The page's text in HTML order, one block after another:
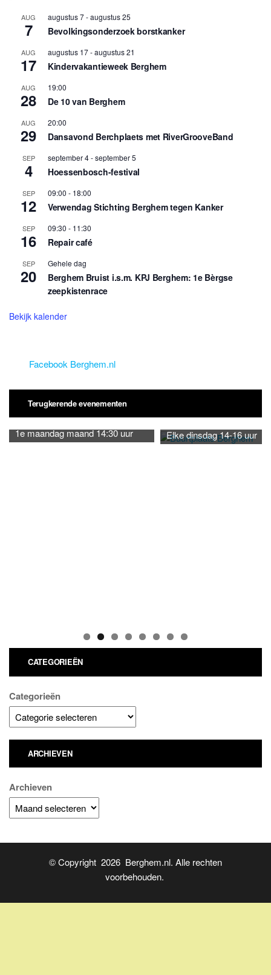
AUG
7
augustus 7-augustus 25
Bevolkingsonderzoek borstkanker
AUG
17
augustus 17-augustus 21
Kindervakantieweek Berghem
AUG
28
19:00
De 10 van Berghem
AUG
29
20:00
Dansavond Berchplaets met RiverGrooveBand
SEP
4
september 4-september 5
Hoessenbosch-festival
SEP
12
09:00 - 18:00
Verwendag Stichting Berghem tegen Kanker
SEP
16
09:30 - 11:30
Repair café
SEP
20
Gehele dag
Berghem Bruist i.s.m. KPJ Berghem: 1e Bèrgse
zeepkistenrace
Bekijk kalender
Facebook Berghem.nl
Terugkerende evenementen
1e maandag maand 14:30 uur Elke dinsdag 14-16 uur
CATEGORIEËN
Categorieën
ARCHIEVEN
Archieven
© Copyright 2026 Berghem.nl. Alle rechten
voorbehouden.